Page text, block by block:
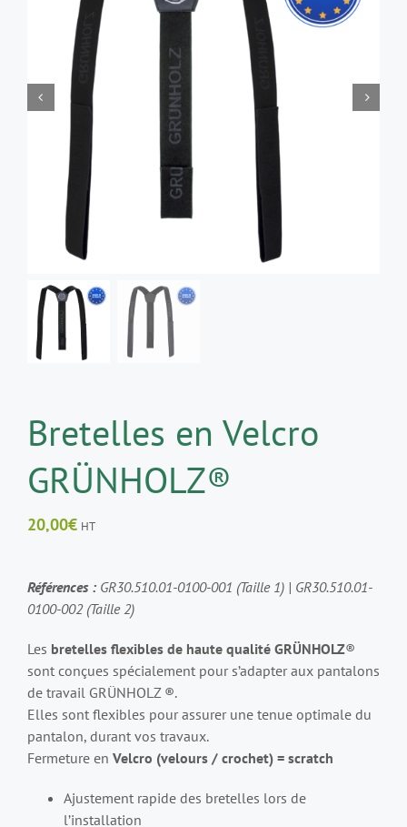
Bretelles en Velcro
GRÜNHOLZ®
20,00€ HT
Références : GR30.510.01-0100-001 (Taille 1) | GR30.510.01-
0100-002 (Taille 2)
Les bretelles flexibles de haute qualité GRÜNHOLZ®
sont conçues spécialement pour s’adapter aux pantalons
de travail GRÜNHOLZ ®.
Elles sont flexibles pour assurer une tenue optimale du
pantalon, durant vos travaux.
Fermeture en Velcro (velours / crochet) = scratch
Ajustement rapide des bretelles lors de
l’installation